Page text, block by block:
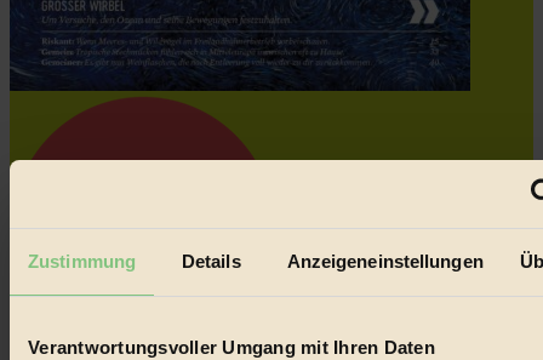
Zustimmung Details Anzeigeneinstellungen
Verantwortungsvoller Umgang mit Ihren Daten